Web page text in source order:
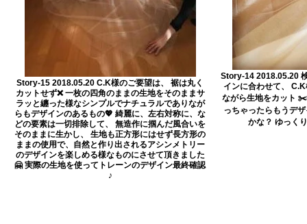
Story-15 2018.05.20 C.K様のご要望は、 裾は丸く
カットせず❌ 一枚の四角のままの生地をそのままサ
ラッと纏った様なシンプルでナチュラルでありなが
らもデザインのあるもの💖 綺麗に、左右対称に、な
どの要素は一切排除して、 無造作に掴んだ風合いを
そのままに生かし、 生地も正方形にはせず長方形の
ままの使用で、自然と作り出されるアシンメトリー
のデザインを楽しめる様なものにさせて頂きました
🤗 実際の生地を使ってトレーンのデザイン最終確認
♪
Story-14 2018.05.20
インに合わせて、
ながら生地をカット
っちゃったらもうデ
かな？ ゆっく